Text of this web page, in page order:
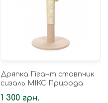
Дряпка Гігант стовпчик
сизаль МІКС Природа
1 300 грн.